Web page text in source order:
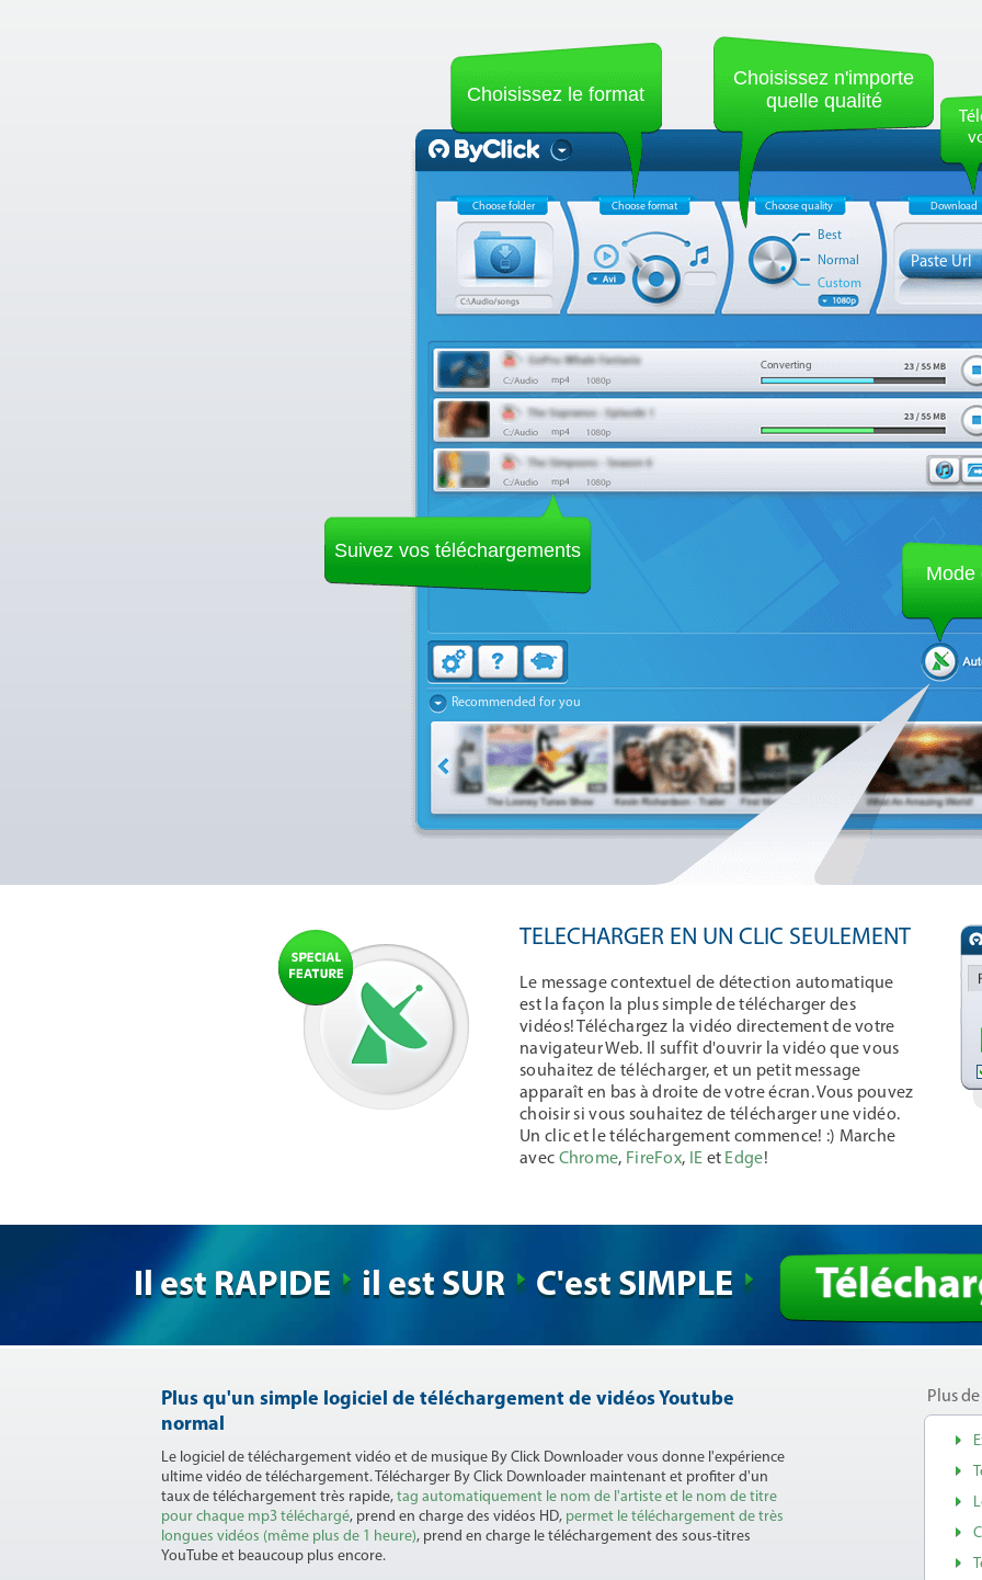
Choisissez le format
Choose folder Choose format Choose quality
Best
Normal
Custom
Converting
Download
Paste Url
Recommended for you
Choisissez n'importe
quelle qualité
Suivez vos téléchargements
Mode
TELECHARGER EN UN CLIC SEULEMENT
Le message contextuel de détection automatique
est la façon la plus simple de télécharger des
vidéos! Téléchargez la vidéo directement de votre
navigateur Web. Il suffit d'ouvrir la vidéo que vous
souhaitez de télécharger, et un petit message
apparaît en bas à droite de votre écran. Vous pouvez
choisir si vous souhaitez de télécharger une vidéo.
Un clic et le téléchargement commence! :) Marche
avec Chrome, FireFox, IE et Edge!
Il est RAPIDE il est SUR C'est SIMPLE
Plus qu'un simple logiciel de téléchargement de vidéos Youtube
normal
Le logiciel de téléchargement vidéo et de musique By Click Downloader vous donne l'expérience
ultime vidéo de téléchargement. Télécharger By Click Downloader maintenant et profiter d'un
taux de téléchargement très rapide, tag automatiquement le nom de l'artiste et le nom de titre
pour chaque mp3 téléchargé, prend en charge des vidéos HD, permet le téléchargement de très
longues vidéos (même plus de 1 heure), prend en charge le téléchargement des sous-titres
YouTube et beaucoup plus encore.
Plus